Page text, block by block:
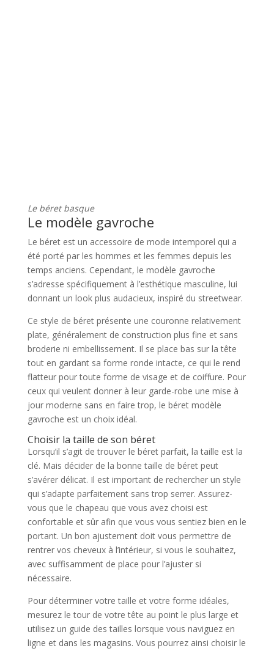
Le béret basque
Le modèle gavroche
Le béret est un accessoire de mode intemporel qui a
été porté par les hommes et les femmes depuis les
temps anciens. Cependant, le modèle gavroche
s’adresse spécifiquement à l’esthétique masculine, lui
donnant un look plus audacieux, inspiré du streetwear.
Ce style de béret présente une couronne relativement
plate, généralement de construction plus fine et sans
broderie ni embellissement. Il se place bas sur la tête
tout en gardant sa forme ronde intacte, ce qui le rend
flatteur pour toute forme de visage et de coiffure. Pour
ceux qui veulent donner à leur garde-robe une mise à
jour moderne sans en faire trop, le béret modèle
gavroche est un choix idéal.
Choisir la taille de son béret
Lorsqu’il s’agit de trouver le béret parfait, la taille est la
clé. Mais décider de la bonne taille de béret peut
s’avérer délicat. Il est important de rechercher un style
qui s’adapte parfaitement sans trop serrer. Assurez-
vous que le chapeau que vous avez choisi est
confortable et sûr afin que vous vous sentiez bien en le
portant. Un bon ajustement doit vous permettre de
rentrer vos cheveux à l’intérieur, si vous le souhaitez,
avec suffisamment de place pour l’ajuster si
nécessaire.
Pour déterminer votre taille et votre forme idéales,
mesurez le tour de votre tête au point le plus large et
utilisez un guide des tailles lorsque vous naviguez en
ligne et dans les magasins. Vous pourrez ainsi choisir le